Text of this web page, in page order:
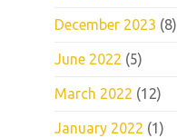
December 2023 (8)
June 2022 (5)
March 2022 (12)
January 2022 (1)